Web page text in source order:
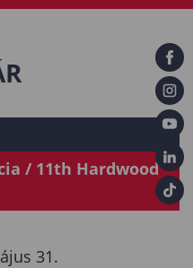
/ 11th Hardwood
31.